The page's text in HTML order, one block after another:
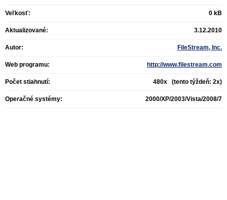
Veľkosť: 0 kB
Aktualizované: 3.12.2010
Autor: FileStream, Inc.
Web programu: http://www.filestream.com
Počet stiahnutí: 480x (tento týždeň: 2x)
Operačné systémy: 2000/XP/2003/Vista/2008/7